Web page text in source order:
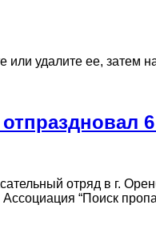
удалите ее, затем
отряд в г.
“Поиск